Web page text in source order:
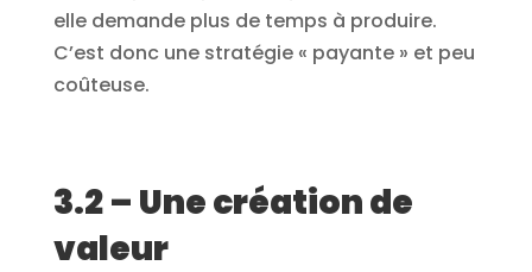
elle demande plus de temps à produire.
C’est donc une stratégie « payante » et peu
coûteuse.
3.2 – Une création de
valeur